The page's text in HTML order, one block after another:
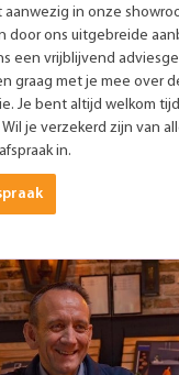
in onze
door ons uitgebreide
een vrijblijvend
graag met je mee over
Je bent altijd welkom
je verzekerd zijn van
in.